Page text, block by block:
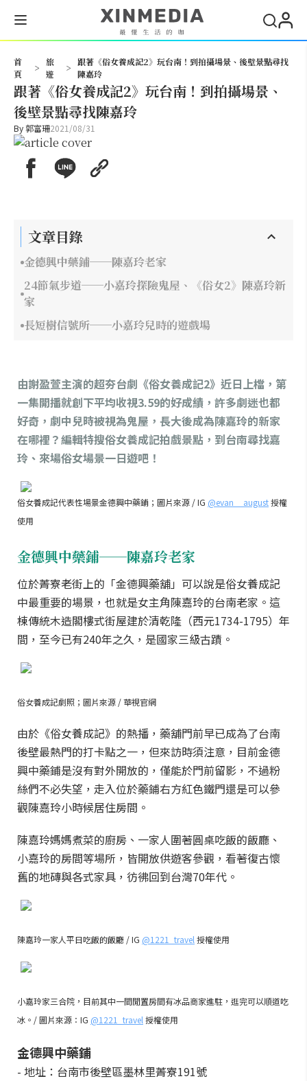
首
頁
>
旅
遊
>
跟著《俗女養成記2》玩台南！到拍攝場景、後壁景點尋找
陳嘉玲
跟著《俗女養成記2》玩台南！到拍攝場景、
後壁景點尋找陳嘉玲
By郭富珊2021/08/31
文章目錄
金德興中藥鋪──陳嘉玲老家
24節氣步道──小嘉玲探險鬼屋、《俗女2》陳嘉玲新
家
長短樹信號所──小嘉玲兒時的遊戲場
由謝盈萱主演的超夯台劇《俗女養成記2》近日上檔，第
一集開播就創下平均收視3.59的好成績，許多劇迷也都
好奇，劇中兒時被視為鬼屋，長大後成為陳嘉玲的新家
在哪裡？編輯特搜俗女養成記拍戲景點，到台南尋找嘉
玲、來場俗女場景一日遊吧！
俗女養成記代表性場景金德興中藥鋪；圖片來源 / IG @evan__august授權
使用
金德興中藥鋪──陳嘉玲老家
位於菁寮老街上的「金德興藥舖」可以說是俗女養成記
中最重要的場景，也就是女主角陳嘉玲的台南老家。這
棟傳統木造閣樓式街屋建於清乾隆（西元1734-1795）年
間，至今已有240年之久，是國家三級古蹟。
俗女養成記劇照；圖片來源 / 華視官網
由於《俗女養成記》的熱播，藥舖門前早已成為了台南
後壁最熱門的打卡點之一，但來訪時須注意，目前金德
興中藥鋪是沒有對外開放的，僅能於門前留影，不過粉
絲們不必失望，走入位於藥鋪右方紅色鐵門還是可以參
觀陳嘉玲小時候居住房間。
陳嘉玲媽媽煮菜的廚房、一家人圍著圓桌吃飯的飯廳、
小嘉玲的房間等場所，皆開放供遊客參觀，看著復古懷
舊的地磚與各式家具，彷彿回到台灣70年代。
陳嘉玲一家人平日吃飯的飯廳 / IG @1221_travel 授權使用
小嘉玲家三合院，目前其中一間閒置房間有冰品商家進駐，逛完可以順道吃
冰。/ 圖片來源：IG @1221_travel 授權使用
金德興中藥鋪
- 地址：台南市後壁區墨林里菁寮191號